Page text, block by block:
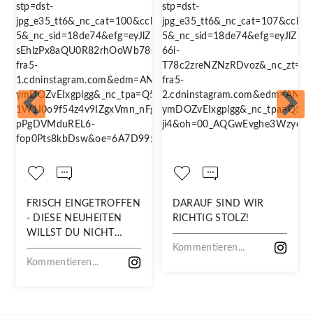
FRISCH EINGETROFFEN
- DIESE NEUHEITEN
WILLST DU NICHT
VERPASSEN!
Kommentieren...
DARAUF SIND WIR
RICHTIG STOLZ!
Kommentieren...